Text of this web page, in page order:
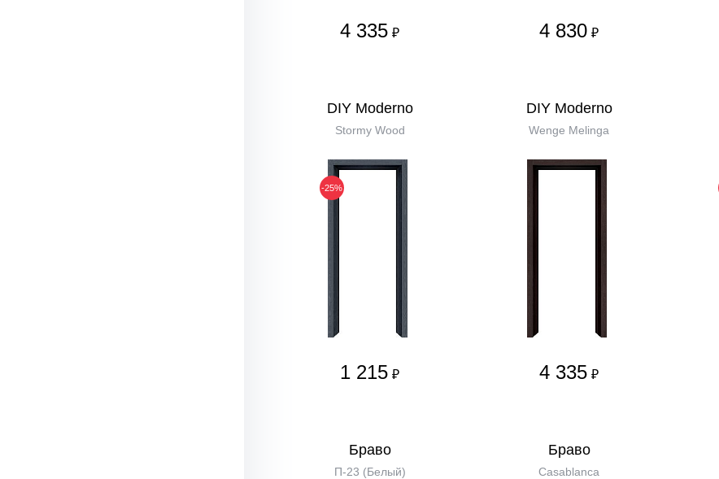
4 335 ₽ 4 830 ₽
DIY Moderno
Stormy Wood
-25%
1 215 ₽
DIY Moderno
Wenge Melinga
4 335 ₽
Бравo
П-23 (Белый)
Бравo
Casablanca